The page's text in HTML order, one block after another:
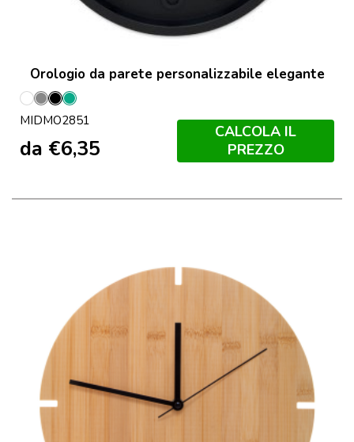
Orologio da parete personalizzabile elegante
Bianco
Grigio
NeroVerde
Menta
MIDMO2851
da €6,35
CALCOLA IL
PREZZO